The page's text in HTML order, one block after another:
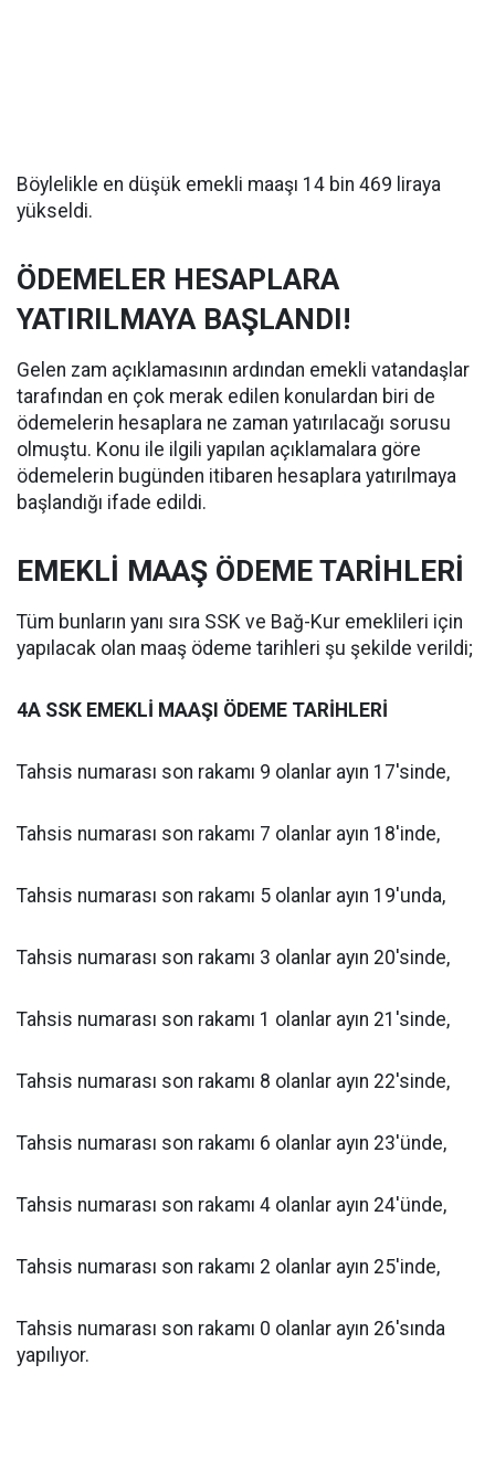
Böylelikle en düşük emekli maaşı 14 bin 469 liraya
yükseldi.
ÖDEMELER HESAPLARA
YATIRILMAYA BAŞLANDI!
Gelen zam açıklamasının ardından emekli vatandaşlar
tarafından en çok merak edilen konulardan biri de
ödemelerin hesaplara ne zaman yatırılacağı sorusu
olmuştu. Konu ile ilgili yapılan açıklamalara göre
ödemelerin bugünden itibaren hesaplara yatırılmaya
başlandığı ifade edildi.
EMEKLİ MAAŞ ÖDEME TARİHLERİ
Tüm bunların yanı sıra SSK ve Bağ-Kur emeklileri için
yapılacak olan maaş ödeme tarihleri şu şekilde verildi;
4A SSK EMEKLİ MAAŞI ÖDEME TARİHLERİ
Tahsis numarası son rakamı 9 olanlar ayın 17'sinde,
Tahsis numarası son rakamı 7 olanlar ayın 18'inde,
Tahsis numarası son rakamı 5 olanlar ayın 19'unda,
Tahsis numarası son rakamı 3 olanlar ayın 20'sinde,
Tahsis numarası son rakamı 1 olanlar ayın 21'sinde,
Tahsis numarası son rakamı 8 olanlar ayın 22'sinde,
Tahsis numarası son rakamı 6 olanlar ayın 23'ünde,
Tahsis numarası son rakamı 4 olanlar ayın 24'ünde,
Tahsis numarası son rakamı 2 olanlar ayın 25'inde,
Tahsis numarası son rakamı 0 olanlar ayın 26'sında
yapılıyor.